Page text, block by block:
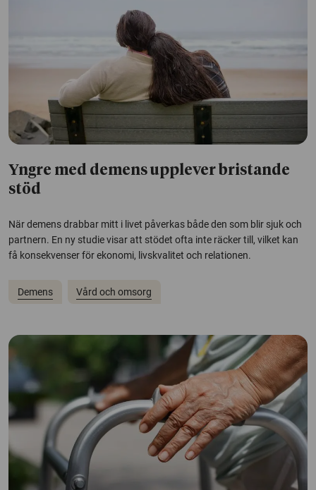
Yngre med demens upplever bristande
stöd
När demens drabbar mitt i livet påverkas både den som blir sjuk och
partnern. En ny studie visar att stödet ofta inte räcker till, vilket kan
få konsekvenser för ekonomi, livskvalitet och relationen.
Demens Vård och omsorg